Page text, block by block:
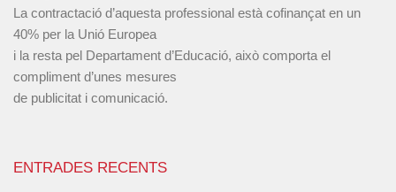
La contractació d’aquesta professional està cofinançat en un
40% per la Unió Europea
i la resta pel Departament d’Educació, això comporta el
compliment d’unes mesures
de publicitat i comunicació.
ENTRADES RECENTS